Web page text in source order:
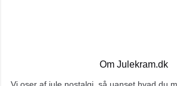
Om Julekram.dk
Vi oser af jule nostalgi, så uanset hvad du